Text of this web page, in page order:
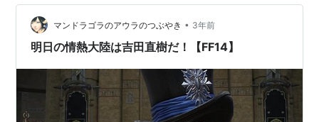
が、横浜店のコンセプトは港町という事でリムサ・ロミ
ンサです。入口にはメルウィブ提督の肖…
マンドラゴラのアウラのつぶやき • 3年前
明日の情熱大陸は吉田直樹だ！【FF14】